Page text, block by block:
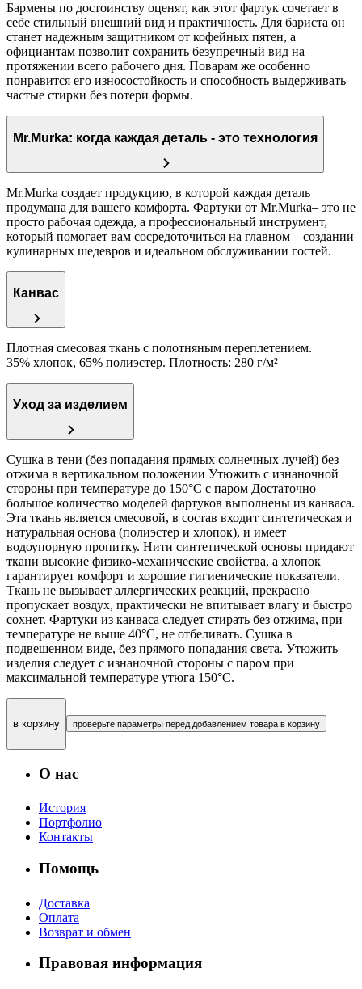
Бармены по достоинству оценят, как этот фартук сочетает в
себе стильный внешний вид и практичность. Для бариста он
станет надежным защитником от кофейных пятен, а
официантам позволит сохранить безупречный вид на
протяжении всего рабочего дня. Поварам же особенно
понравится его износостойкость и способность выдерживать
частые стирки без потери формы.
Mr.Murka: когда каждая деталь - это технология
Mr.Murka создает продукцию, в которой каждая деталь
продумана для вашего комфорта. Фартуки от Mr.Murka– это не
просто рабочая одежда, а профессиональный инструмент,
который помогает вам сосредоточиться на главном – создании
кулинарных шедевров и идеальном обслуживании гостей.
Канвас
Плотная смесовая ткань с полотняным переплетением.
35% хлопок, 65% полиэстер. Плотность: 280 г/м²
Уход за изделием
Сушка в тени (без попадания прямых солнечных лучей) без
отжима в вертикальном положении Утюжить с изнаночной
стороны при температуре до 150°C с паром Достаточно
большое количество моделей фартуков выполнены из канваса.
Эта ткань является смесовой, в состав входит синтетическая и
натуральная основа (полиэстер и хлопок), и имеет
водоупорную пропитку. Нити синтетической основы придают
ткани высокие физико-механические свойства, а хлопок
гарантирует комфорт и хорошие гигиенические показатели.
Ткань не вызывает аллергических реакций, прекрасно
пропускает воздух, практически не впитывает влагу и быстро
сохнет. Фартуки из канваса следует стирать без отжима, при
температуре не выше 40°С, не отбеливать. Сушка в
подвешенном виде, без прямого попадания света. Утюжить
изделия следует с изнаночной стороны с паром при
максимальной температуре утюга 150°С.
в корзину проверьте параметры перед добавлением товара в корзину
О нас
История
Портфолио
Контакты
Помощь
Доставка
Оплата
Возврат и обмен
Правовая информация